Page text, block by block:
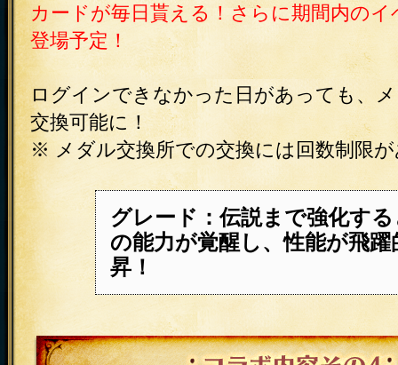
カードが毎日貰える！さらに期間内の
登場予定！
ログインできなかった日があっても、
交換可能に！
※ メダル交換所での交換には回数制限
グレード：伝説まで強化す
の能力が覚醒し、性能が飛躍
昇！